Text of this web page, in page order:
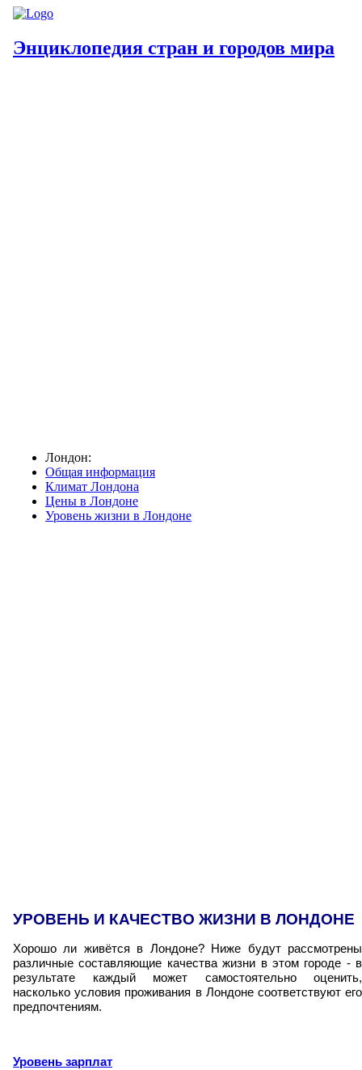
Энциклопедия стран и городов мира
Лондон:
Общая информация
Климат Лондона
Цены в Лондоне
Уровень жизни в Лондоне
УРОВЕНЬ И КАЧЕСТВО ЖИЗНИ В ЛОНДОНЕ
Хорошо ли живётся в Лондоне? Ниже будут рассмотрены
различные составляющие качества жизни в этом городе - в
результате каждый может самостоятельно оценить,
насколько условия проживания в Лондоне соответствуют его
предпочтениям.
Уровень зарплат